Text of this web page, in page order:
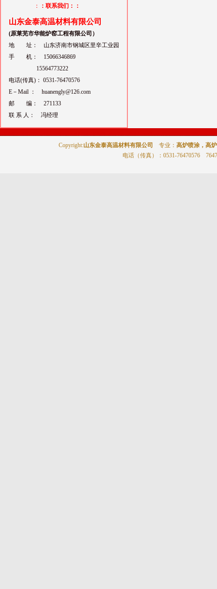
： ：联系我们：：
山东金泰高温材料有限公司
(原莱芜市华能炉窑工程有限公司）
地 址： 山东济南市钢城区里辛工业园
手 机： 15066346869
15564773222
电话(传真)： 0531-76470576
E－Mail ： huanengly@126.com
邮 编： 271133
联 系 人： 冯经理
Copyright:山东金泰高温材料有限公司 专业： 高炉喷涂，高
电话（传真）
：0531-76470576